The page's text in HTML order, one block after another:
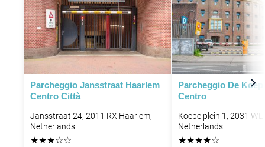
Parcheggio Jansstraat Haarlem
Centro Città
Jansstraat 24, 2011 RX Haarlem,
Netherlands
★★★☆☆
Parcheggio De
Centro
Koepelplein 1, 2031
Netherlands
★★★★☆